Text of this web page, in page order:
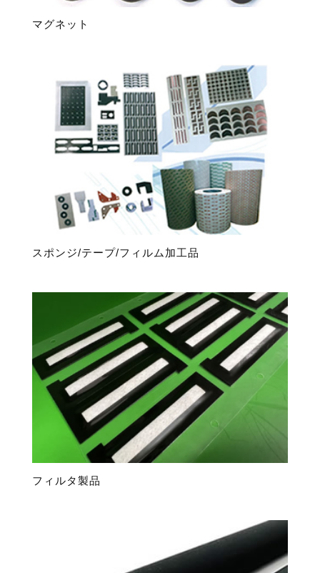
マグネット
スポンジ/テープ/フィルム加工品
フィルタ製品